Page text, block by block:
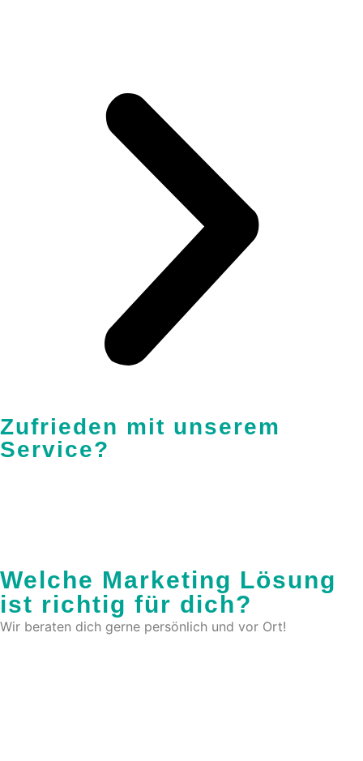
Zufrieden mit unserem
Service?
Welche Marketing Lösung
ist richtig für dich?
Wir beraten dich gerne persönlich und vor Ort!